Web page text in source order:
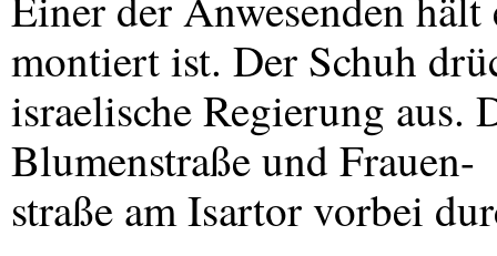
montiert ist. Der Schuh
israelische Regierung aus.
Blumenstraße und Frauen-
straße am Isartor vorbei